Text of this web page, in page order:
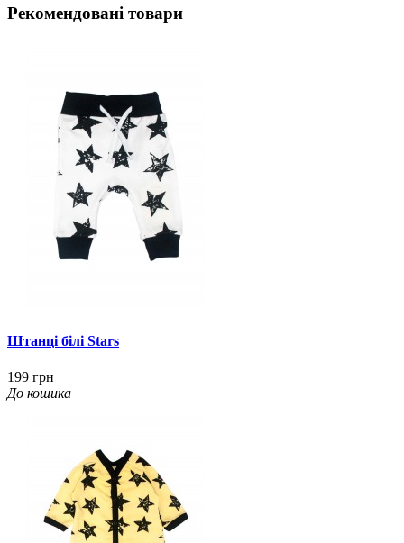
Рекомендовані товари
Штанці білі Stars
199 грн
До кошика